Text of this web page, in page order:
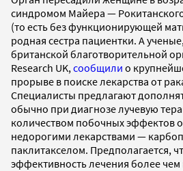
синдромом Майера —
(то есть без функционирующей
родная сестра пациентки. А
британской благотворительной
Research UK, сообщили о
прорыве в поиске лекарства от
Специалисты предлагают
обычно при диагнозе лучевую
количеством побочных эффектов
недорогими лекарствами —
паклитакселом. Предполагается,
эффективность лечения более чем